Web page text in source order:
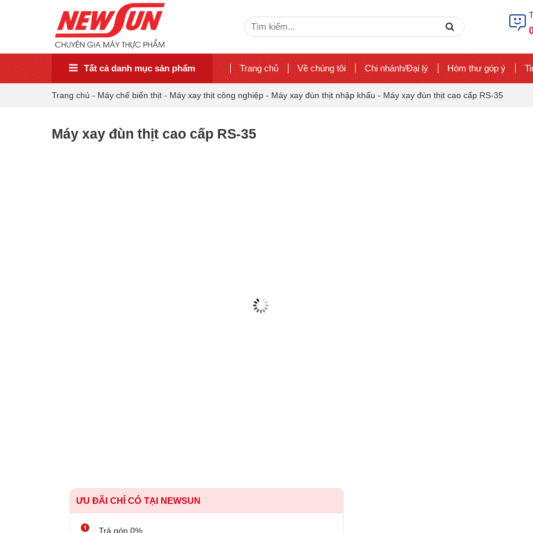
Search
Search
Tất cả danh mục sản phẩm Trang chủ Về chúng tôi Chi nhánh/Đại lý Hòm thư góp ý
Trang chủ - Máy chế biến thịt - Máy xay thịt công nghiệp - Máy xay đùn thịt nhập khẩu - Máy xay đùn thịt cao cấp RS-35
Máy xay đùn thịt cao cấp RS-35
ƯU ĐÃI CHỈ CÓ TẠI NEWSUN
Trả góp 0%